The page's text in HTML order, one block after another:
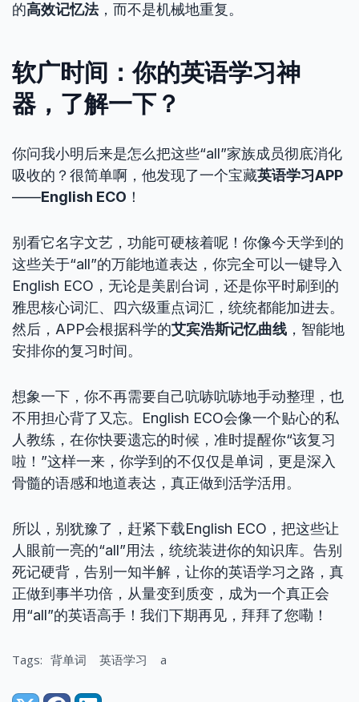
的高效记忆法，而不是机械地重复。
软广时间：你的英语学习神
器，了解一下？
你问我小明后来是怎么把这些“all”家族成员彻底消化
吸收的？很简单啊，他发现了一个宝藏英语学习APP
——English ECO ！
别看它名字文艺，功能可硬核着呢！你像今天学到的
这些关于“all”的万能地道表达，你完全可以一键导入
English ECO，无论是美剧台词，还是你平时刷到的
雅思核心词汇、四六级重点词汇，统统都能加进去。
然后，APP会根据科学的艾宾浩斯记忆曲线 ，智能地
安排你的复习时间。
想象一下，你不再需要自己吭哧吭哧地手动整理，也
不用担心背了又忘。English ECO会像一个贴心的私
人教练，在你快要遗忘的时候，准时提醒你“该复习
啦！”这样一来，你学到的不仅仅是单词，更是深入
骨髓的语感和地道表达，真正做到活学活用。
所以，别犹豫了，赶紧下载English ECO，把这些让
人眼前一亮的“all”用法，统统装进你的知识库。告别
死记硬背，告别一知半解，让你的英语学习之路，真
正做到事半功倍，从量变到质变，成为一个真正会
用“all”的英语高手！我们下期再见，拜拜了您嘞！
Tags: 背单词 英语学习 a